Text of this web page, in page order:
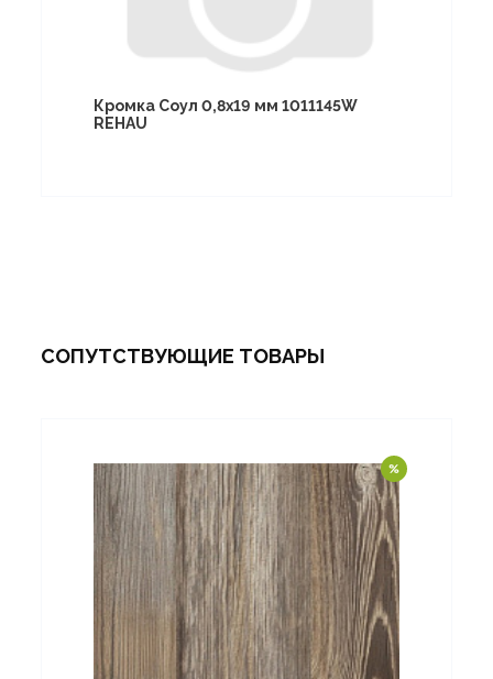
Кромка Соул 0,8х19 мм 1011145W
REHAU
СОПУТСТВУЮЩИЕ ТОВАРЫ